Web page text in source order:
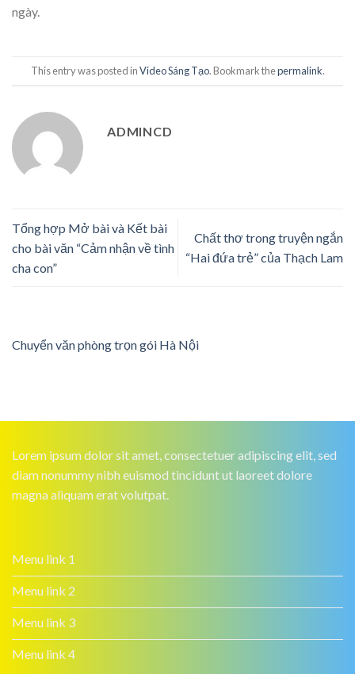
ngày.
This entry was posted inVideo Sáng Tạo. Bookmark thepermalink.
ADMINCD
Tổng hợp Mở bài và Kết bài
cho bài văn “Cảm nhận về tình
cha con”
Chất thơ trong truyện ngắn
“Hai đứa trẻ” của Thạch Lam
Chuyển văn phòng trọn gói Hà Nội
Lorem ipsum dolor sit amet, consectetuer adipiscing elit, sed
diam nonummy nibh euismod tincidunt ut laoreet dolore
magna aliquam erat volutpat.
Menu link 1
Menu link 2
Menu link 3
Menu link 4